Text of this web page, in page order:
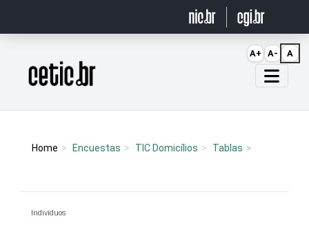
Página inicial
Home Encuestas TIC Domicílios Tablas
Indivíduos
A+ A- A